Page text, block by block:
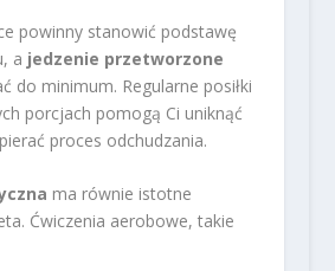
powinny stanowić podstawę
a jedzenie przetworzone
do minimum. Regularne posiłki
porcjach pomogą Ci uniknąć
proces odchudzania.
ma równie istotne
Ćwiczenia aerobowe, takie